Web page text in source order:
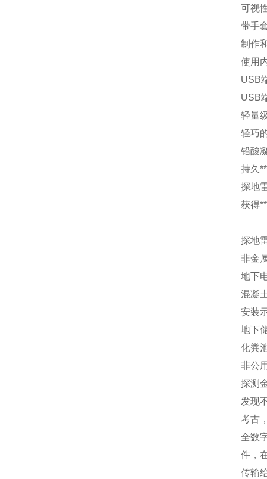
可视
带手
制作
使用
USB
USB
轻量
轻巧
铅酸
持久
探地
获得
探地
非金
地下
混凝
安装
地下
化粪
非公
探测
发现
考古
全数
件，
传输